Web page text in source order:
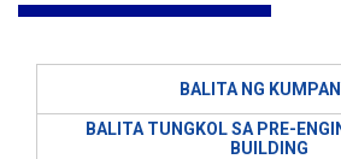
BALITA NG
BALITA TUNGKOL SA PRE-
BUILDING